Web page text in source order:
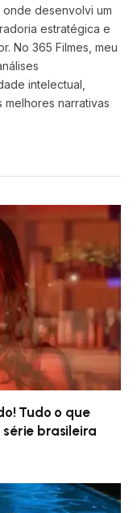
desenvolvi um
estratégica e
No 365 Filmes, meu
intelectual,
narrativas
Tudo o que
brasileira